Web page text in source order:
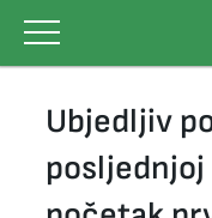
content
Ubjedljiv